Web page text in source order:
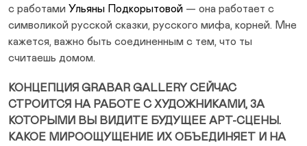
с работами Ульяны Подкорытовой — она работает с
символикой русской сказки, русского мифа, корней. Мне
кажется, важно быть соединенным с тем, что ты
считаешь домом.
КОНЦЕПЦИЯ GRABAR GALLERY СЕЙЧАС
СТРОИТСЯ НА РАБОТЕ С ХУДОЖНИКАМИ, ЗА
КОТОРЫМИ ВЫ ВИДИТЕ БУДУЩЕЕ АРТ-СЦЕНЫ.
КАКОЕ МИРООЩУЩЕНИЕ ИХ ОБЪЕДИНЯЕТ И НА